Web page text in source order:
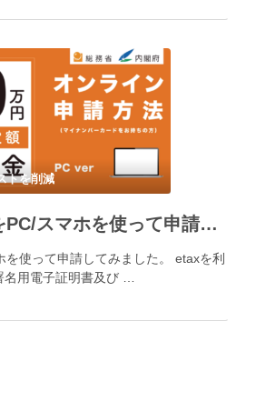
トを削減
10万円給付金をPC/スマホを使って申請（署名用電子証明書及び利用者証明用電子証明書が搭載されたマイナンバーカード保有者限定）
を使って申請してみました。 etaxを利
用電子証明書及び …